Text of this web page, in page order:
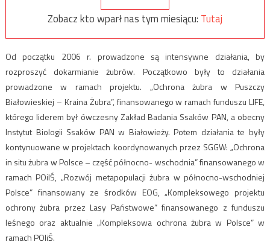
Zobacz kto wparł nas tym miesiącu: Tutaj
Od początku 2006 r. prowadzone są intensywne działania, by
rozproszyć dokarmianie żubrów. Początkowo były to działania
prowadzone w ramach projektu. „Ochrona żubra w Puszczy
Białowieskiej – Kraina Żubra”, finansowanego w ramach funduszu LIFE,
którego liderem był ówczesny Zakład Badania Ssaków PAN, a obecny
Instytut Biologii Ssaków PAN w Białowieży. Potem działania te były
kontynuowane w projektach koordynowanych przez SGGW: „Ochrona
in situ żubra w Polsce – część północno- wschodnia” finansowanego w
ramach POiIŚ, „Rozwój metapopulacji żubra w północno-wschodniej
Polsce” finansowany ze środków EOG, „Kompleksowego projektu
ochrony żubra przez Lasy Państwowe” finansowanego z funduszu
leśnego oraz aktualnie „Kompleksowa ochrona żubra w Polsce” w
ramach POIiŚ.